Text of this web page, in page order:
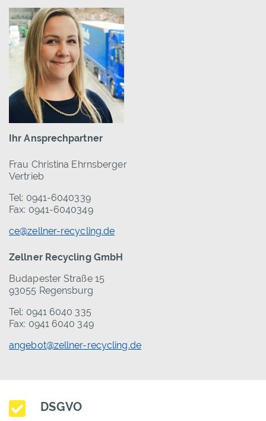
Ihr Ansprechpartner
Frau Christina Ehrnsberger
Vertrieb
Tel: 0941-6040339
Fax: 0941-6040349
ce@zellner-recycling.de
Zellner Recycling GmbH
Budapester Straße 15
93055 Regensburg
Tel: 0941 6040 335
Fax: 0941 6040 349
angebot@zellner-recycling.de
DSGVO